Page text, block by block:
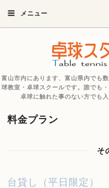
メニュー
富山市内にあります、富山県内でも
球教室・卓球スクールです。誰でも
卓球に触れた事のない方でも
料金プラン
そ
台貸し（平日限定）